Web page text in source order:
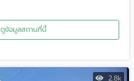
ดูข้อมูลสถานที่นี้
2.8k